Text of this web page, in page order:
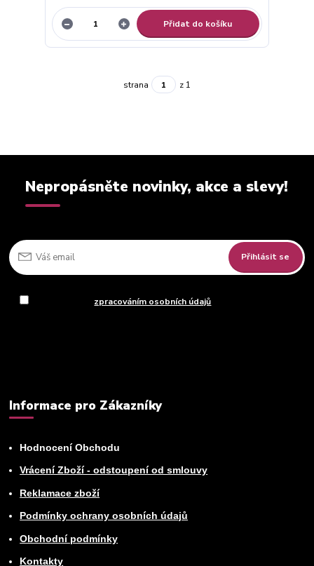
Přidat do košíku
strana z 1
Nepropásněte novinky, akce a slevy!
Přihlásit se
zpracováním osobních údajů
Informace pro Zákazníky
Hodnocení Obchodu
Vrácení Zboží - odstoupení od smlouvy
Reklamace zboží
Podmínky ochrany osobních údajů
Obchodní podmínky
Kontakty